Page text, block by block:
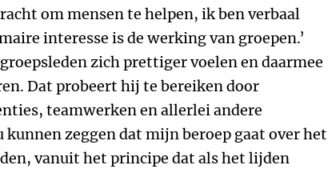
om mensen te helpen, ik ben verbaal
interesse is de werking van groepen.’
zich prettiger voelen en daarmee
Dat probeert hij te bereiken door
teamwerken en allerlei andere
kunnen zeggen dat mijn beroep gaat over het
vanuit het principe dat als het lijden